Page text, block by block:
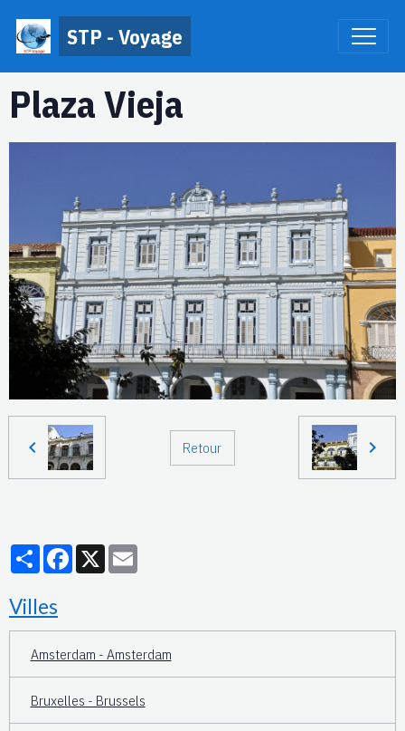
STP - Voyage
Plaza Vieja
Retour
PartagerFacebook
X
Villes
Amsterdam - Amsterdam
Bruxelles - Brussels